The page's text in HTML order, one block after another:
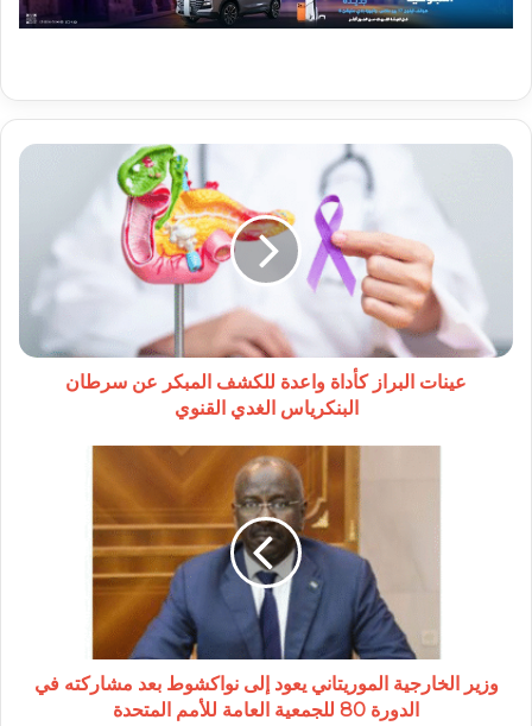
عينات
سرطان
البنكرياس
عينات البراز كأداة واعدة للكشف المبكر عن سرطان
البنكرياس الغدي القنوي
الدورة
وزير الخارجية الموريتاني يعود إلى نواكشوط بعد مشاركته في
الدورة 80 للجمعية العامة للأمم المتحدة